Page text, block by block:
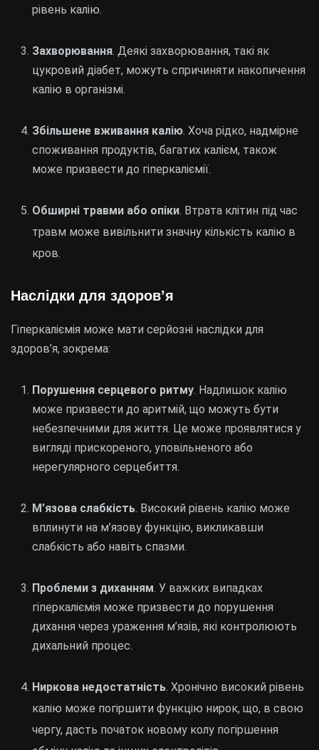
рівень калію.
Захворювання. Деякі захворювання, такі як
цукровий діабет, можуть спричиняти накопичення
калію в організмі.
Збільшене вживання калію. Хоча рідко, надмірне
споживання продуктів, багатих калієм, також
може призвести до гіперкаліємії.
Обширні травми або опіки. Втрата клітин під час
травм може вивільнити значну кількість калію в
кров.
Наслідки для здоров’я
Гіперкаліємія може мати серйозні наслідки для
здоров’я, зокрема:
Порушення серцевого ритму. Надлишок калію
може призвести до аритмій, що можуть бути
небезпечними для життя. Це може проявлятися у
вигляді прискореного, уповільненого або
нерегулярного серцебиття.
М’язова слабкість. Високий рівень калію може
вплинути на м’язову функцію, викликавши
слабкість або навіть спазми.
Проблеми з диханням. У важких випадках
гіперкаліємія може призвести до порушення
дихання через ураження м’язів, які контролюють
дихальний процес.
Ниркова недостатність. Хронічно високий рівень
калію може погіршити функцію нирок, що, в свою
чергу, дасть початок новому колу погіршення